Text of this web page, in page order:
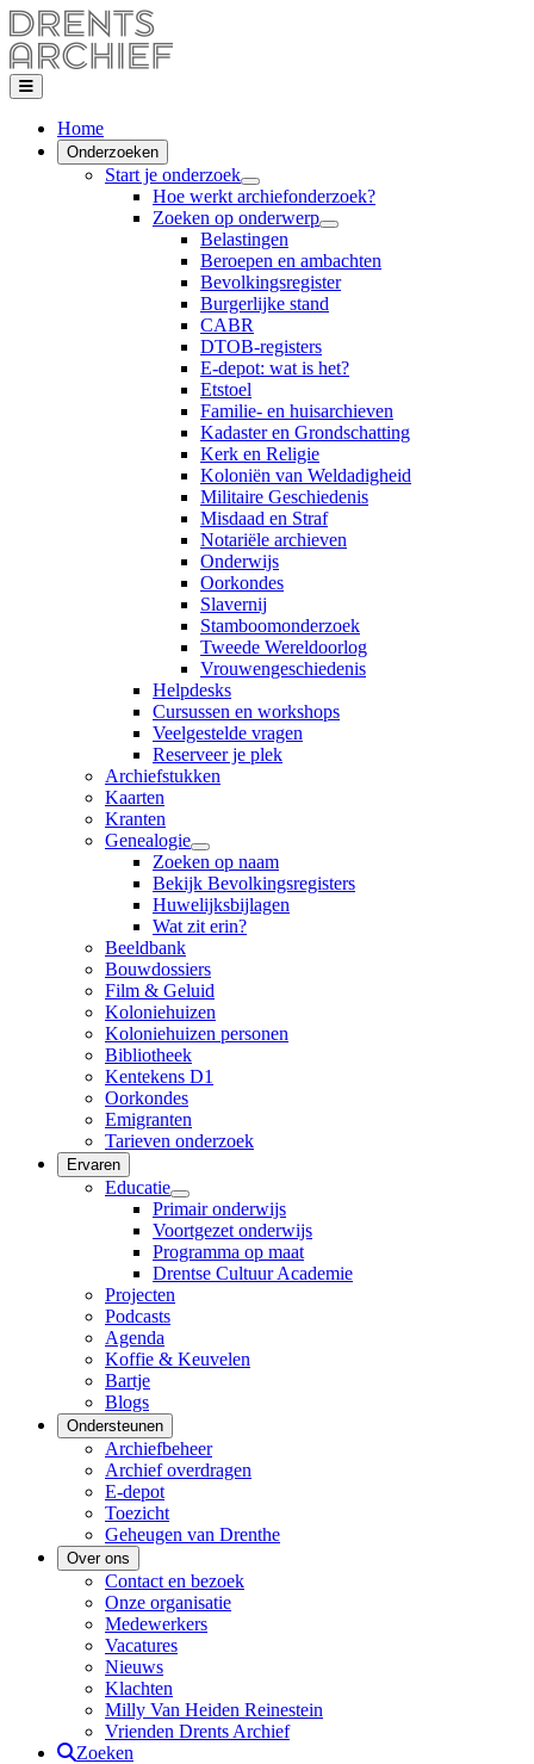
Home
Onderzoeken
Start je onderzoek
Hoe werkt archiefonderzoek?
Zoeken op onderwerp
Belastingen
Beroepen en ambachten
Bevolkingsregister
Burgerlijke stand
CABR
DTOB-registers
E-depot: wat is het?
Etstoel
Familie- en huisarchieven
Kadaster en Grondschatting
Kerk en Religie
Koloniën van Weldadigheid
Militaire Geschiedenis
Misdaad en Straf
Notariële archieven
Onderwijs
Oorkondes
Slavernij
Stamboomonderzoek
Tweede Wereldoorlog
Vrouwengeschiedenis
Helpdesks
Cursussen en workshops
Veelgestelde vragen
Reserveer je plek
Archiefstukken
Kaarten
Kranten
Genealogie
Zoeken op naam
Bekijk Bevolkingsregisters
Huwelijksbijlagen
Wat zit erin?
Beeldbank
Bouwdossiers
Film & Geluid
Koloniehuizen
Koloniehuizen personen
Bibliotheek
Kentekens D1
Oorkondes
Emigranten
Tarieven onderzoek
Ervaren
Educatie
Primair onderwijs
Voortgezet onderwijs
Programma op maat
Drentse Cultuur Academie
Projecten
Podcasts
Agenda
Koffie & Keuvelen
Bartje
Blogs
Ondersteunen
Archiefbeheer
Archief overdragen
E-depot
Toezicht
Geheugen van Drenthe
Over ons
Contact en bezoek
Onze organisatie
Medewerkers
Vacatures
Nieuws
Klachten
Milly Van Heiden Reinestein
Vrienden Drents Archief
Zoeken